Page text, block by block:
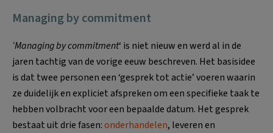
Managing by commitment
‘Managing by commitment‘ is niet nieuw en werd al in de
jaren tachtig van de vorige eeuw beschreven. Het basisidee
is dat twee personen een ‘gesprek tot actie’ voeren waarin
ze duidelijk en expliciet afspreken om een specifieke taak te
hebben volbracht voor een bepaalde datum. Het gesprek
bestaat uit drie fasen:onderhandelen, leveren en